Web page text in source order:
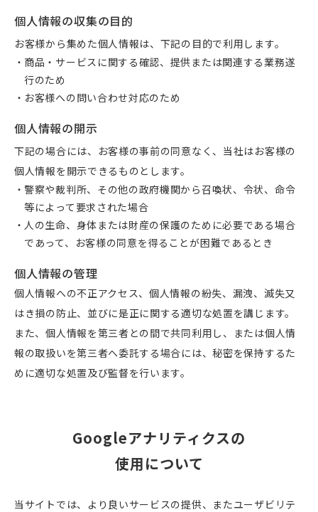
個人情報の収集の目的
お客様から集めた個人情報は、下記の目的で利用します。
商品・サービスに関する確認、提供または関連する業務遂
行のため
お客様への問い合わせ対応のため
個人情報の開示
下記の場合には、お客様の事前の同意なく、当社はお客様の
個人情報を開示できるものとします。
警察や裁判所、その他の政府機関から召喚状、令状、命令
等によって要求された場合
人の生命、身体または財産の保護のために必要である場合
であって、お客様の同意を得ることが困難であるとき
個人情報の管理
個人情報への不正アクセス、個人情報の紛失、漏洩、滅失又
はき損の防止、並びに是正に関する適切な処置を講じます。
また、個人情報を第三者との間で共同利用し、または個人情
報の取扱いを第三者へ委託する場合には、秘密を保持するた
めに適切な処置及び監督を行います。
Googleアナリティクスの
使用について
当サイトでは、より良いサービスの提供、またユーザビリテ